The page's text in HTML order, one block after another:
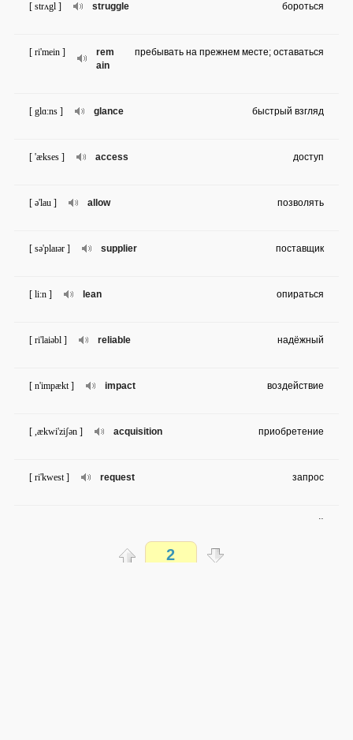
struggle
[ strʌgl ] бороться
rem
ain
[ ri'mein ] пребывать на прежнем месте; оставаться
glance
[ glɑ:ns ] быстрый взгляд
access
[ 'ækses ] доступ
allow
[ ə'lau ] позволять
supplier
[ sə'plaɪər ] поставщик
lean
[ li:n ] опираться
reliable
[ ri'laiəbl ] надёжный
impact
[ n'impækt ] воздействие
acquisition
[ ,ækwi'ziʃən ] приобретение
request
[ ri'kwest ] запрос
2